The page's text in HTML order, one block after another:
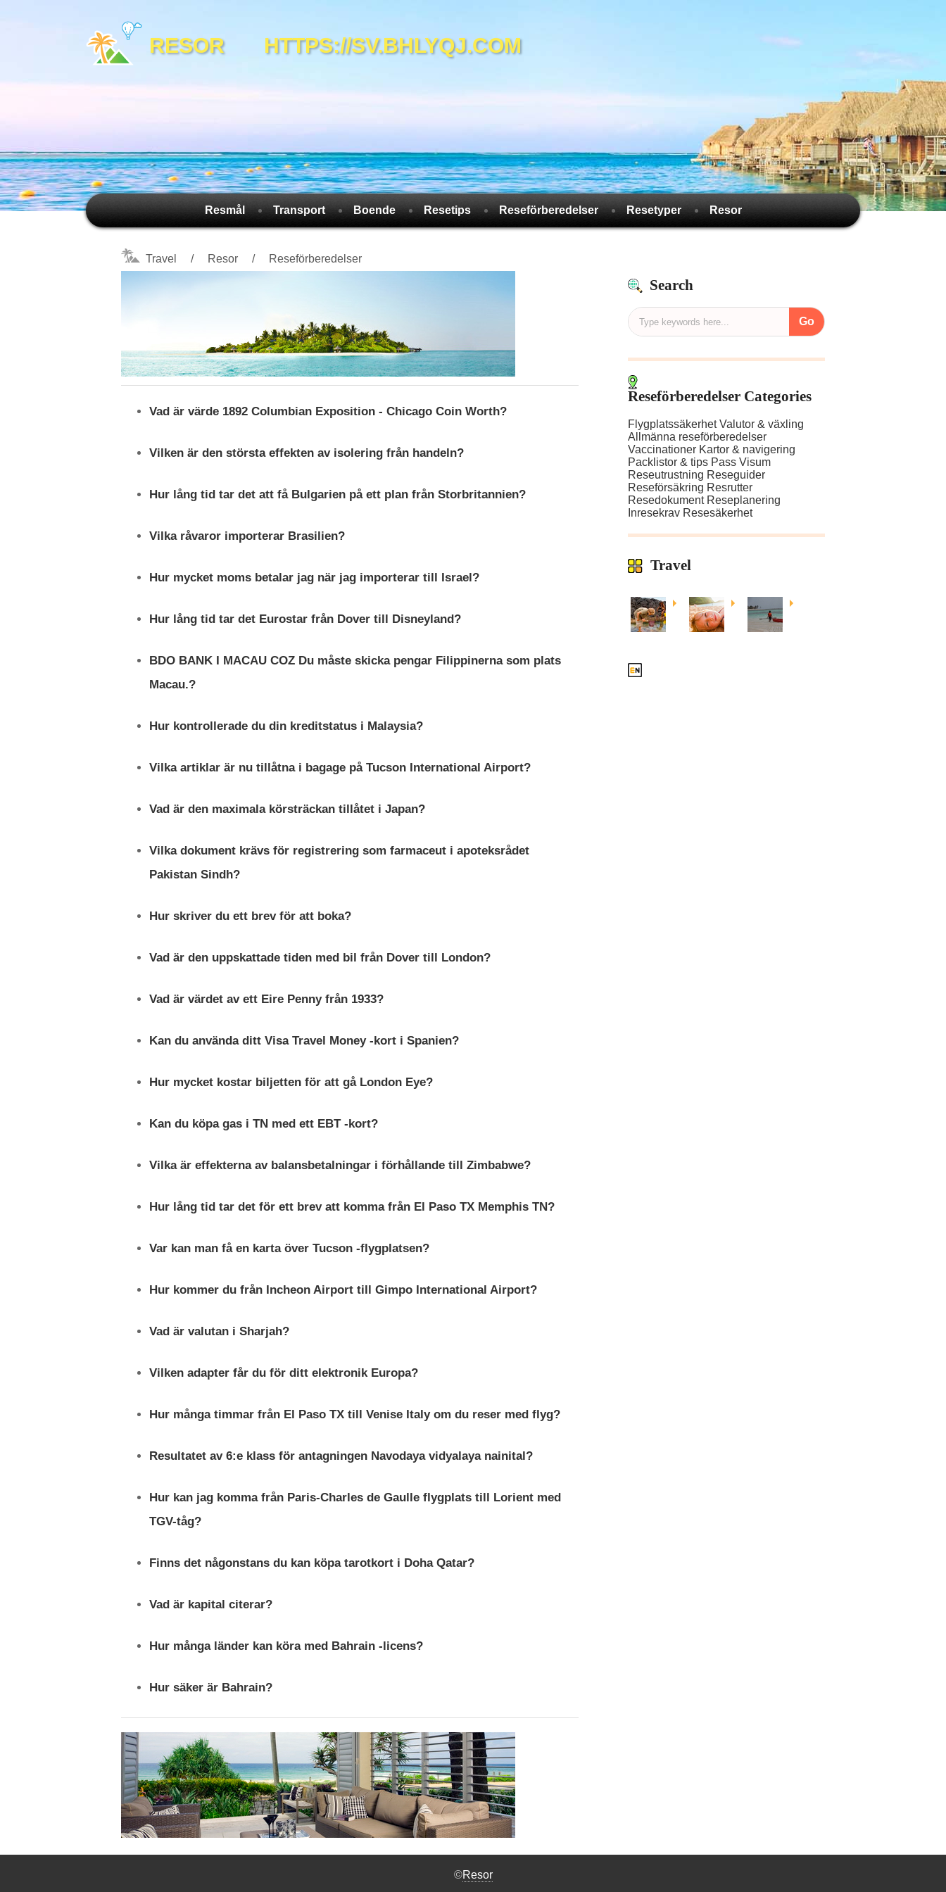
RESOR HTTPS://SV.BHLYQJ.COM
Resmål Transport Boende Resetips Reseförberedelser Resetyper Resor
Travel Resor Reseförberedelser
Vad är värde 1892 Columbian Exposition - Chicago Coin Worth?
Vilken är den största effekten av isolering från handeln?
Hur lång tid tar det att få Bulgarien på ett plan från Storbritannien?
Vilka råvaror importerar Brasilien?
Hur mycket moms betalar jag när jag importerar till Israel?
Hur lång tid tar det Eurostar från Dover till Disneyland?
BDO BANK I MACAU COZ Du måste skicka pengar Filippinerna som plats
Macau.?
Hur kontrollerade du din kreditstatus i Malaysia?
Vilka artiklar är nu tillåtna i bagage på Tucson International Airport?
Vad är den maximala körsträckan tillåtet i Japan?
Vilka dokument krävs för registrering som farmaceut i apoteksrådet
Pakistan Sindh?
Hur skriver du ett brev för att boka?
Vad är den uppskattade tiden med bil från Dover till London?
Vad är värdet av ett Eire Penny från 1933?
Kan du använda ditt Visa Travel Money -kort i Spanien?
Hur mycket kostar biljetten för att gå London Eye?
Kan du köpa gas i TN med ett EBT -kort?
Vilka är effekterna av balansbetalningar i förhållande till Zimbabwe?
Hur lång tid tar det för ett brev att komma från El Paso TX Memphis TN?
Var kan man få en karta över Tucson -flygplatsen?
Hur kommer du från Incheon Airport till Gimpo International Airport?
Vad är valutan i Sharjah?
Vilken adapter får du för ditt elektronik Europa?
Hur många timmar från El Paso TX till Venise Italy om du reser med flyg?
Resultatet av 6:e klass för antagningen Navodaya vidyalaya nainital?
Hur kan jag komma från Paris-Charles de Gaulle flygplats till Lorient med
TGV-tåg?
Finns det någonstans du kan köpa tarotkort i Doha Qatar?
Vad är kapital citerar?
Hur många länder kan köra med Bahrain -licens?
Hur säker är Bahrain?
Search
Reseförberedelser Categories
Flygplatssäkerhet Valutor & växling
Allmänna reseförberedelser
Vaccinationer Kartor & navigering
Packlistor & tips Pass Visum
Reseutrustning Reseguider
Reseförsäkring Resrutter
Resedokument Reseplanering
Inresekrav Resesäkerhet
Travel
©Resor